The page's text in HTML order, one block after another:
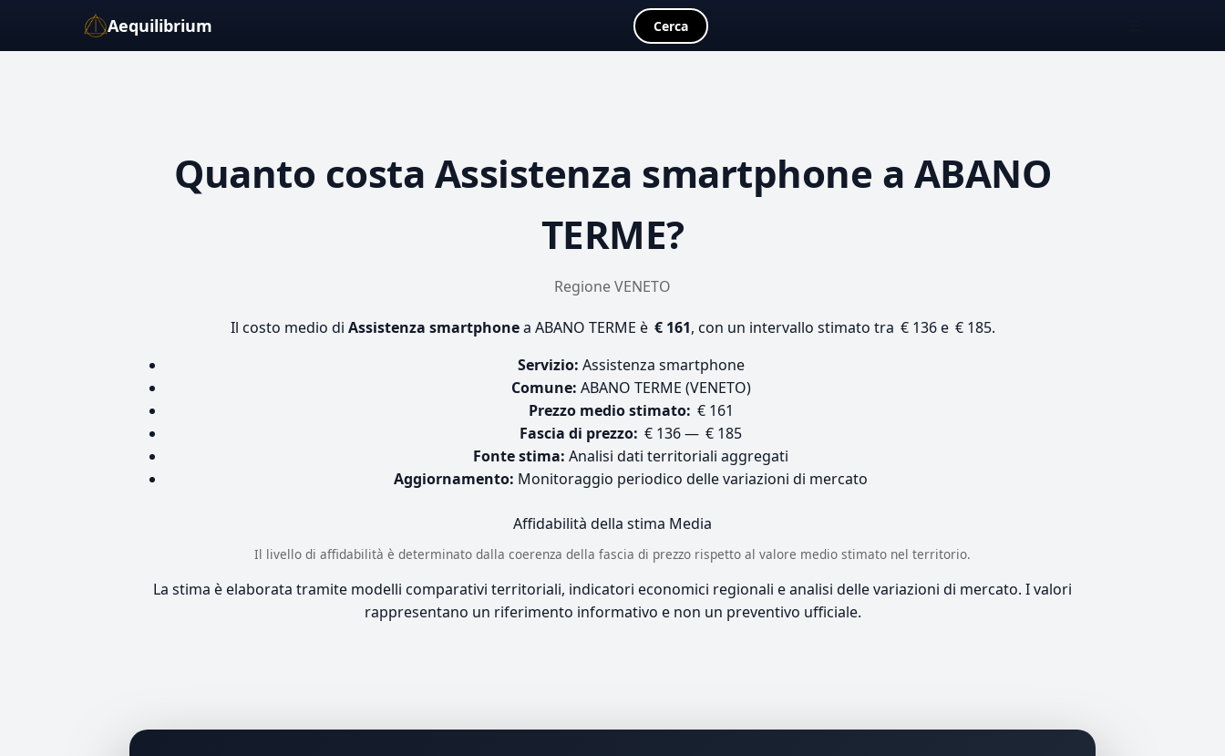
Aequilibrium Cerca
Quanto costa Assistenza smartphone a ABANO
TERME?
Regione VENETO
Il costo medio di Assistenza smartphonea ABANO TERME è € 161, con un intervallo stimato tra € 136 e € 185.
Servizio: Assistenza smartphone
Comune: ABANO TERME (VENETO)
Prezzo medio stimato: € 161
Fascia di prezzo: € 136 — € 185
Fonte stima: Analisi dati territoriali aggregati
Aggiornamento: Monitoraggio periodico delle variazioni di mercato
Affidabilità della stima Media
Il livello di affidabilità è determinato dalla coerenza della fascia di prezzo rispetto al valore medio stimato nel territorio.
La stima è elaborata tramite modelli comparativi territoriali, indicatori economici regionali e analisi delle variazioni di mercato. I valori
rappresentano un riferimento informativo e non un preventivo ufficiale.